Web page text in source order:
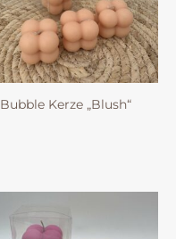
Bubble Kerze „Blush“